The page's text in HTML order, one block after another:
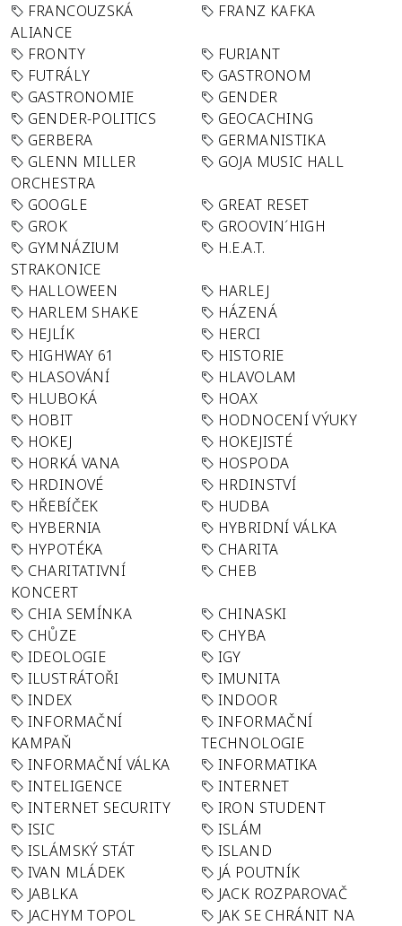
FRANCOUZSKÁ
ALIANCE
FRANZ KAFKA
FRONTY
FURIANT
FUTRÁLY
GASTRONOM
GASTRONOMIE
GENDER
GENDER-POLITICS
GEOCACHING
GERBERA
GERMANISTIKA
GLENN MILLER
ORCHESTRA
GOJA MUSIC HALL
GOOGLE
GREAT RESET
GROK
GROOVIN´HIGH
GYMNÁZIUM
STRAKONICE
H.E.A.T.
HALLOWEEN
HARLEJ
HARLEM SHAKE
HÁZENÁ
HEJLÍK
HERCI
HIGHWAY 61
HISTORIE
HLASOVÁNÍ
HLAVOLAM
HLUBOKÁ
HOAX
HOBIT
HODNOCENÍ VÝUKY
HOKEJ
HOKEJISTÉ
HORKÁ VANA
HOSPODA
HRDINOVÉ
HRDINSTVÍ
HŘEBÍČEK
HUDBA
HYBERNIA
HYBRIDNÍ VÁLKA
HYPOTÉKA
CHARITA
CHARITATIVNÍ
KONCERT
CHEB
CHIA SEMÍNKA
CHINASKI
CHŮZE
CHYBA
IDEOLOGIE
IGY
ILUSTRÁTOŘI
IMUNITA
INDEX
INDOOR
INFORMAČNÍ
KAMPAŇ
INFORMAČNÍ
TECHNOLOGIE
INFORMAČNÍ VÁLKA
INFORMATIKA
INTELIGENCE
INTERNET
INTERNET SECURITY
IRON STUDENT
ISIC
ISLÁM
ISLÁMSKÝ STÁT
ISLAND
IVAN MLÁDEK
JÁ POUTNÍK
JABLKA
JACK ROZPAROVAČ
JACHYM TOPOL
JAK SE CHRÁNIT NA